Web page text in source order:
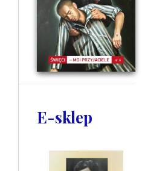
E-sklep